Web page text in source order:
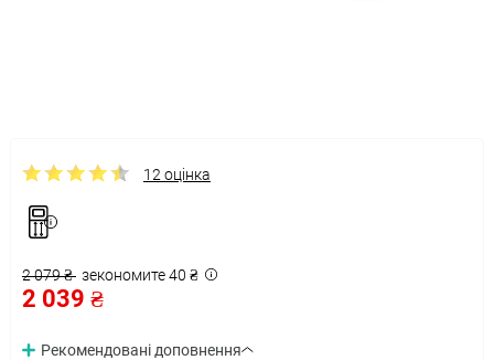
12 оцінка
2 079 ₴ зекономите 40 ₴
2 039 ₴
Рекомендовані доповнення